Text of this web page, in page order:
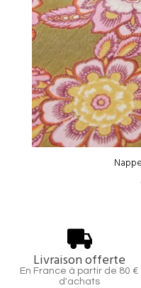
Livraison offerte
En France à partir de 80 €
d'achats